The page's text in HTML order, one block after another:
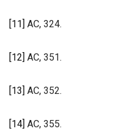
[11] AC, 324.
[12] AC, 351.
[13] AC, 352.
[14] AC, 355.